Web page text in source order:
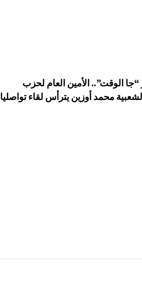
الوقت”.. الأمين العام لحزب
محمد أوزين يترأس لقاء تواصليا